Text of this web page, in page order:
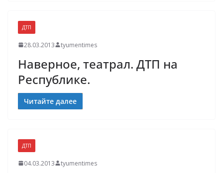
ДТП
28.03.2013 tyumentimes
Наверное, театрал. ДТП на
Республике.
Читайте далее
ДТП
04.03.2013 tyumentimes